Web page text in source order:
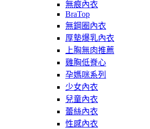
無痕內衣
BraTop
無鋼圈內衣
厚墊爆乳內衣
上胸無肉推薦
雞胸低脊心
孕媽咪系列
少女內衣
兒童內衣
蕾絲內衣
性感內衣